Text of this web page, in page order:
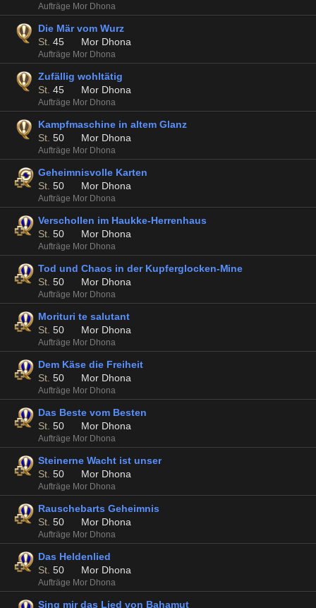
Aufträge Mor Dhona
Die Mär vom Wurz
St. 45 Mor Dhona
Aufträge Mor Dhona
Zufällig wohltätig
St. 45 Mor Dhona
Aufträge Mor Dhona
Kampfmaschine in altem Glanz
St. 50 Mor Dhona
Aufträge Mor Dhona
Geheimnisvolle Karten
St. 50 Mor Dhona
Aufträge Mor Dhona
Verschollen im Haukke-Herrenhaus
St. 50 Mor Dhona
Aufträge Mor Dhona
Tod und Chaos in der Kupferglocken-Mine
St. 50 Mor Dhona
Aufträge Mor Dhona
Morituri te salutant
St. 50 Mor Dhona
Aufträge Mor Dhona
Dem Käse die Freiheit
St. 50 Mor Dhona
Aufträge Mor Dhona
Das Beste vom Besten
St. 50 Mor Dhona
Aufträge Mor Dhona
Steinerne Wacht ist unser
St. 50 Mor Dhona
Aufträge Mor Dhona
Rauschebarts Geheimnis
St. 50 Mor Dhona
Aufträge Mor Dhona
Das Heldenlied
St. 50 Mor Dhona
Aufträge Mor Dhona
Sing mir das Lied von Bahamut